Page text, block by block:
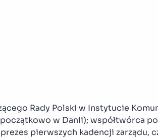
Rady Polski w Instytucie
w Danii); współtwórca
pierwszych kadencji zarządu,